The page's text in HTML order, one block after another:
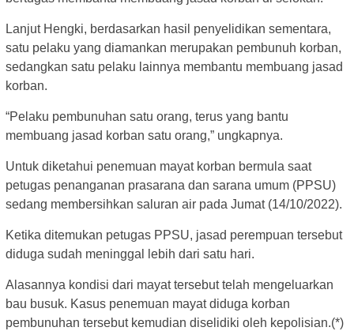
Lanjut Hengki, berdasarkan hasil penyelidikan sementara,
satu pelaku yang diamankan merupakan pembunuh korban,
sedangkan satu pelaku lainnya membantu membuang jasad
korban.
“Pelaku pembunuhan satu orang, terus yang bantu
membuang jasad korban satu orang,” ungkapnya.
Untuk diketahui penemuan mayat korban bermula saat
petugas penanganan prasarana dan sarana umum (PPSU)
sedang membersihkan saluran air pada Jumat (14/10/2022).
Ketika ditemukan petugas PPSU, jasad perempuan tersebut
diduga sudah meninggal lebih dari satu hari.
Alasannya kondisi dari mayat tersebut telah mengeluarkan
bau busuk. Kasus penemuan mayat diduga korban
pembunuhan tersebut kemudian diselidiki oleh kepolisian.(*)